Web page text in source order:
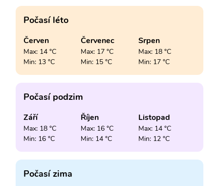
Počasí léto
Červen
Max: 14 °C
Min: 13 °C
Červenec
Max: 17 °C
Min: 15 °C
Srpen
Max: 18 °C
Min: 17 °C
Počasí podzim
Září
Max: 18 °C
Min: 16 °C
Říjen
Max: 16 °C
Min: 14 °C
Listopad
Max: 14 °C
Min: 12 °C
Počasí zima